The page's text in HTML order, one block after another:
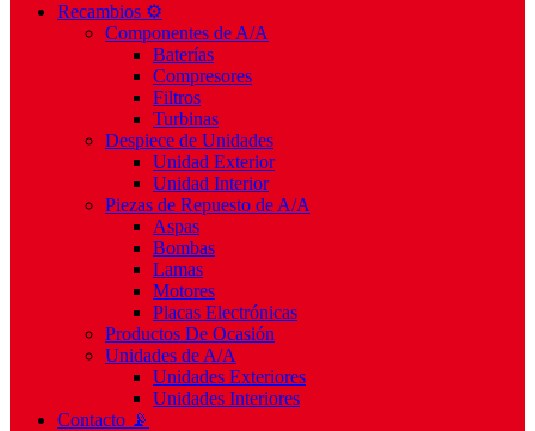
Recambios ⚙️
Componentes de A/A
Baterías
Compresores
Filtros
Turbinas
Despiece de Unidades
Unidad Exterior
Unidad Interior
Piezas de Repuesto de A/A
Aspas
Bombas
Lamas
Motores
Placas Electrónicas
Productos De Ocasión
Unidades de A/A
Unidades Exteriores
Unidades Interiores
Contacto 📡